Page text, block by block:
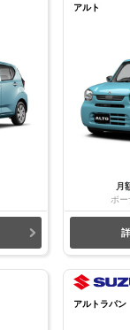
アルト
月
ボー
アルトラパン